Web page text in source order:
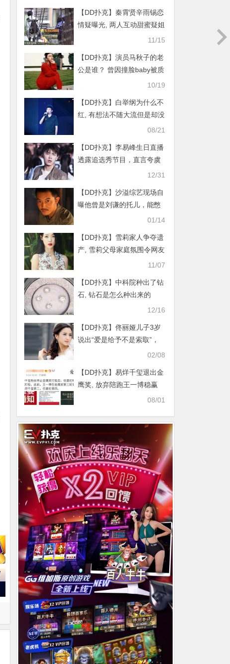
【DD扑克】秦霄贤辛雨锡恋
情疑曝光, 两人互动甜蜜疑姐
11/15
【DD扑克】演员马秋子的老
公是谁？ 曾因撞脸baby被质
10/19
【DD扑克】白举纲为什么不
红, 有想法不随大流但是却没
08/21
【DD扑克】李易峰生日直播
透露追选秀节目，直言夸虞
12/31
【DD扑克】沙溢综艺现场自
曝他曾是刘谦的托儿，能憋
01/14
【DD扑克】雪莉家人争夺遗
产, 雪莉父母家庭氛围令网友
11/07
【DD扑克】中科院种出了钻
石, 钻石是怎么种出来的
12/16
【DD扑克】佟丽娅儿子3岁
说出“爱是给予不是索取”，
02/08
【DD扑克】易烊千玺退出金
鹰奖, 放弃陪跑王一博稳赢
08/01